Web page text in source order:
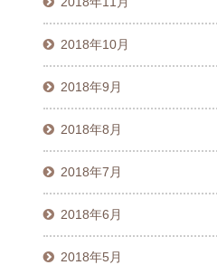
2018年10月
2018年9月
2018年8月
2018年7月
2018年6月
2018年5月